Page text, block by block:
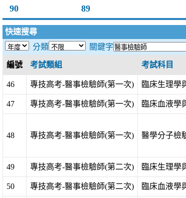
90
89
快速搜尋
分類
關鍵字
編號 考試類組 考試科目
46 專技高考-醫事檢驗師(第一次) 臨床生理學
47 專技高考-醫事檢驗師(第一次) 臨床血液學
48 專技高考-醫事檢驗師(第一次) 醫學分子檢
49 專技高考-醫事檢驗師(第二次) 臨床生理學
50 專技高考-醫事檢驗師(第二次) 臨床血液學